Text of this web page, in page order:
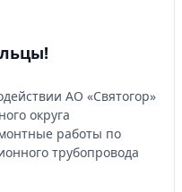
АО «Святогор»
округа
работы по
трубопровода